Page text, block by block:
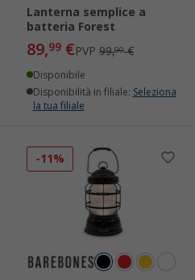
Lanterna semplice a
batteria Forest
89,99 €PVP 99,00€
Disponibile
Disponibilità in filiale: Seleziona
la tua filiale
-11%